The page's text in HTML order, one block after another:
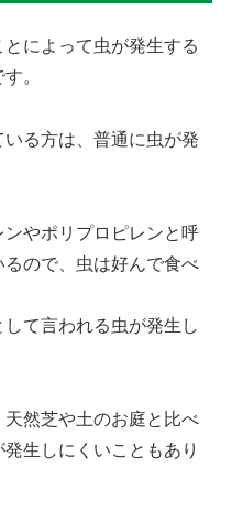
によって虫が発生する
。
る方は、普通に虫が発
ンやポリプロピレンと呼
ので、虫は好んで食べ
て言われる虫が発生し
然芝や土のお庭と比べ
生しにくいこともあり